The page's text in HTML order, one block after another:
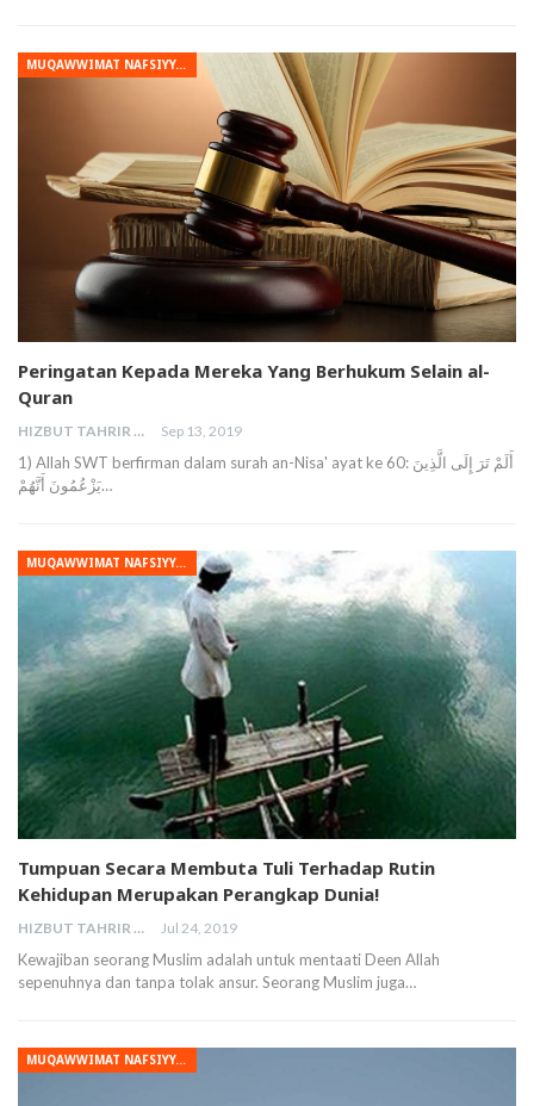
MUQAWWIMAT NAFSIYYAH
Peringatan Kepada Mereka Yang Berhukum Selain al-
Quran
HIZBUT TAHRIR MALAYSIA Sep 13, 2019
1) Allah SWT berfirman dalam surah an-Nisa' ayat ke 60: أَلَمْ تَرَ إِلَى الَّذِينَ
يَزْعُمُونَ أَنَّهُمْ…
MUQAWWIMAT NAFSIYYAH
Tumpuan Secara Membuta Tuli Terhadap Rutin
Kehidupan Merupakan Perangkap Dunia!
HIZBUT TAHRIR MALAYSIA Jul 24, 2019
Kewajiban seorang Muslim adalah untuk mentaati Deen Allah
sepenuhnya dan tanpa tolak ansur. Seorang Muslim juga…
MUQAWWIMAT NAFSIYYAH